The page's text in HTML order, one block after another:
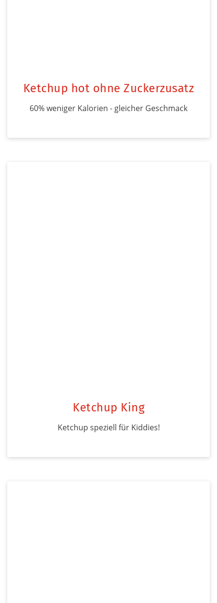
Ketchup hot ohne Zuckerzusatz
60% weniger Kalorien - gleicher Geschmack
Ketchup King
Ketchup speziell für Kiddies!